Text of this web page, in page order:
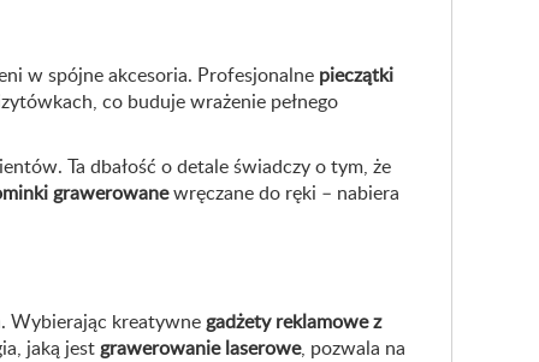
w spójne akcesoria. Profesjonalne pieczątki
co buduje wrażenie pełnego
Ta dbałość o detale świadczy o tym, że
grawerowanewręczane do ręki – nabiera
Wybierając kreatywnegadżety reklamowe z
jaką jestgrawerowanie laserowe, pozwala na